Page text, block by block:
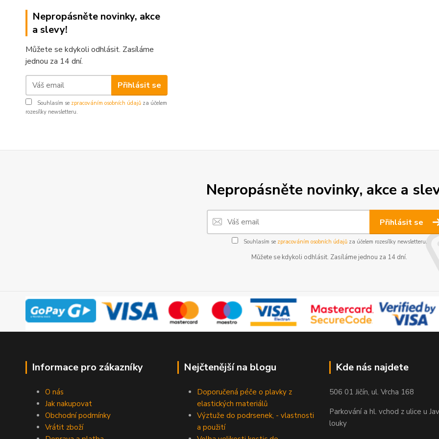
Nepropásněte novinky, akce
a slevy!
Můžete se kdykoli odhlásit. Zasíláme
jednou za 14 dní.
Přihlásit se
Souhlasím se zpracováním osobních údajů za účelem
rozesílky newsletteru.
Nepropásněte novinky, akce a
Přihlásit se
Souhlasím se zpracováním osobních údajůza účelem rozesílky newsletteru.
Můžete se kdykoli odhlásit. Zasíláme jednou za 14 dní.
Informace pro zákazníky
O nás
Jak nakupovat
Obchodní podmínky
Vrátit zboží
Nejčtenější na blogu
Doporučená péče o plavky z
elastických materiálů
Výztuže do podrsenek, - vlastnosti
a použití
Kde nás najdete
506 01 Jičín, ul. Vrcha 168
Parkování a hl. vchod z ulice u
louky